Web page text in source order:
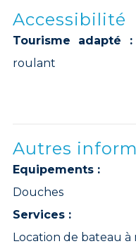
Accessibilité
Tourisme adapté :
roulant
Autres
Equipements :
Douches
Services :
Location de bateau